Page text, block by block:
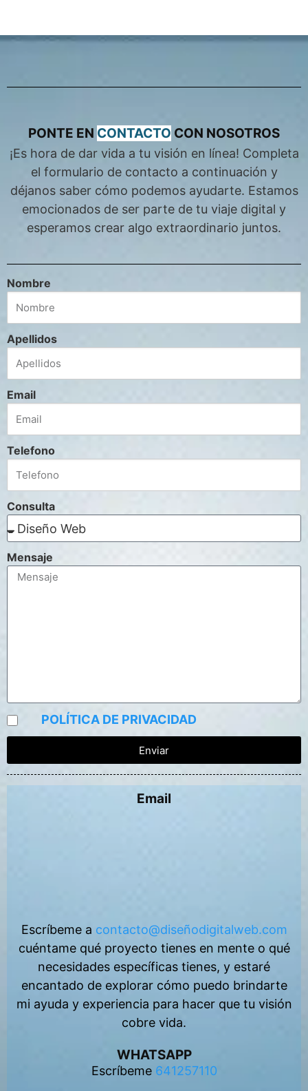
PONTE EN CONTACTO CON NOSOTROS
¡Es hora de dar vida a tu visión en línea! Completa
el formulario de contacto a continuación y
déjanos saber cómo podemos ayudarte. Estamos
emocionados de ser parte de tu viaje digital y
esperamos crear algo extraordinario juntos.
Nombre
Apellidos
Email
Telefono
Consulta
Mensaje
POLÍTICA DE PRIVACIDAD
Enviar
Email
Escríbeme a contacto@diseñodigitalweb.com
cuéntame qué proyecto tienes en mente o qué
necesidades específicas tienes, y estaré
encantado de explorar cómo puedo brindarte
mi ayuda y experiencia para hacer que tu visión
cobre vida.
WHATSAPP
Escríbeme 641257110